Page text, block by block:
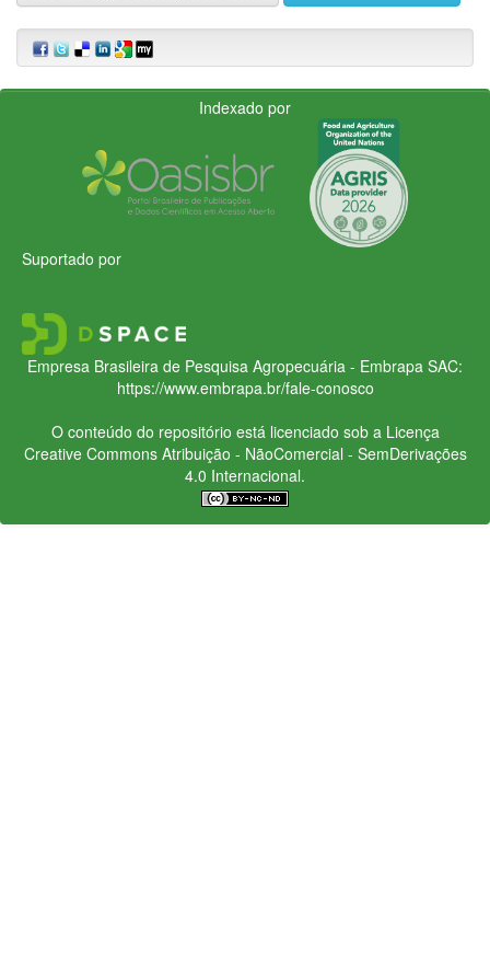
Indexado por
Suportado por
Empresa Brasileira de Pesquisa Agropecuária - Embrapa SAC:
https://www.embrapa.br/fale-conosco
O conteúdo do repositório está licenciado sob a Licença
Creative CommonsAtribuição - NãoComercial - SemDerivações
4.0 Internacional.